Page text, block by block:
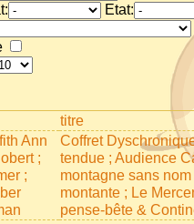
Etat:
titre
Ann
;
;
Coffret
tendue ; Audience
montagne sans
montante ; Le
pense-bête &